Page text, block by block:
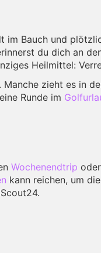
im Bauch und
du dich an
Heilmittel:
Manche zieht es in
Runde im
Wochenendtrip
kann reichen, um